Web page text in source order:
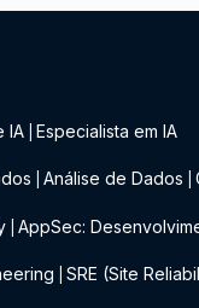
IA Especialista em IA
Análise de Dados
AppSec:
SRE (Site